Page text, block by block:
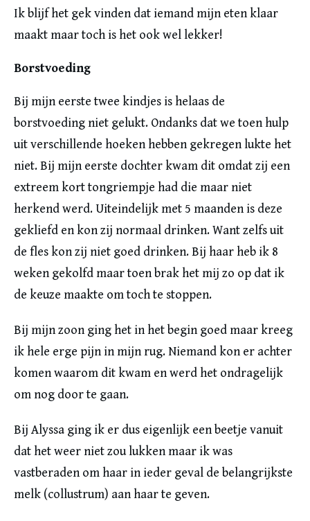
Ik blijf het gek vinden dat iemand mijn eten klaar
maakt maar toch is het ook wel lekker!
Borstvoeding
Bij mijn eerste twee kindjes is helaas de
borstvoeding niet gelukt. Ondanks dat we toen hulp
uit verschillende hoeken hebben gekregen lukte het
niet. Bij mijn eerste dochter kwam dit omdat zij een
extreem kort tongriempje had die maar niet
herkend werd. Uiteindelijk met 5 maanden is deze
gekliefd en kon zij normaal drinken. Want zelfs uit
de fles kon zij niet goed drinken. Bij haar heb ik 8
weken gekolfd maar toen brak het mij zo op dat ik
de keuze maakte om toch te stoppen.
Bij mijn zoon ging het in het begin goed maar kreeg
ik hele erge pijn in mijn rug. Niemand kon er achter
komen waarom dit kwam en werd het ondragelijk
om nog door te gaan.
Bij Alyssa ging ik er dus eigenlijk een beetje vanuit
dat het weer niet zou lukken maar ik was
vastberaden om haar in ieder geval de belangrijkste
melk (collustrum) aan haar te geven.